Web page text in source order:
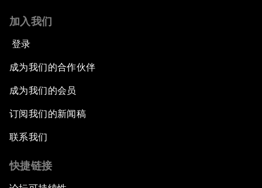
加入我们
登录
成为我们的合作伙伴
成为我们的会员
订阅我们的新闻稿
联系我们
快捷链接